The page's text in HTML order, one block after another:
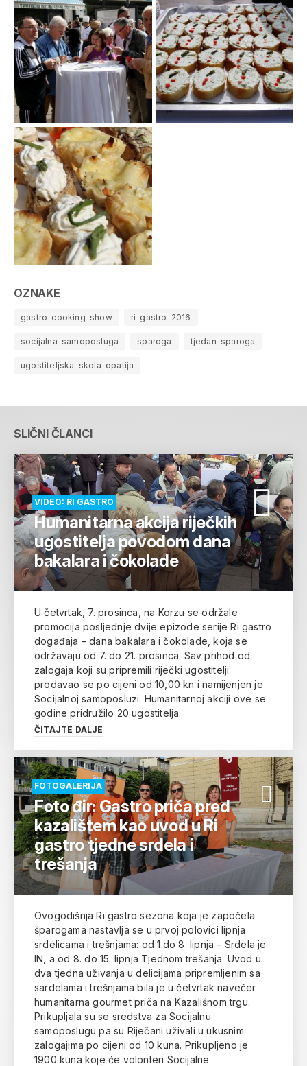
OZNAKE
gastro-cooking-show ri-gastro-2016
socijalna-samoposluga sparoga tjedan-sparoga
ugostiteljska-skola-opatija
SLIČNI ČLANCI
VIDEO: RI GASTRO
Humanitarna akcija riječkih
ugostitelja povodom dana
bakalara i čokolade
U četvrtak, 7. prosinca, na Korzu se održale
promocija posljednje dvije epizode serije Ri gastro
događaja – dana bakalara i čokolade, koja se
održavaju od 7. do 21. prosinca. Sav prihod od
zalogaja koji su pripremili riječki ugostitelji
prodavao se po cijeni od 10,00 kn i namijenjen je
Socijalnoj samoposluzi. Humanitarnoj akciji ove se
godine pridružilo 20 ugostitelja.
ČITAJTE DALJE
FOTOGALERIJA
Foto đir: Gastro priča pred
kazalištem kao uvod u Ri
gastro tjedne srdela i
trešanja
Ovogodišnja Ri gastro sezona koja je započela
šparogama nastavlja se u prvoj polovici lipnja
srdelicama i trešnjama: od 1.do 8. lipnja – Srdela je
IN, a od 8. do 15. lipnja Tjednom trešanja. Uvod u
dva tjedna uživanja u delicijama pripremljenim sa
sardelama i trešnjama bila je u četvrtak navečer
humanitarna gourmet priča na Kazališnom trgu.
Prikupljala su se sredstva za Socijalnu
samoposlugu pa su Riječani uživali u ukusnim
zalogajima po cijeni od 10 kuna. Prikupljeno je
1900 kuna koje će volonteri Socijalne